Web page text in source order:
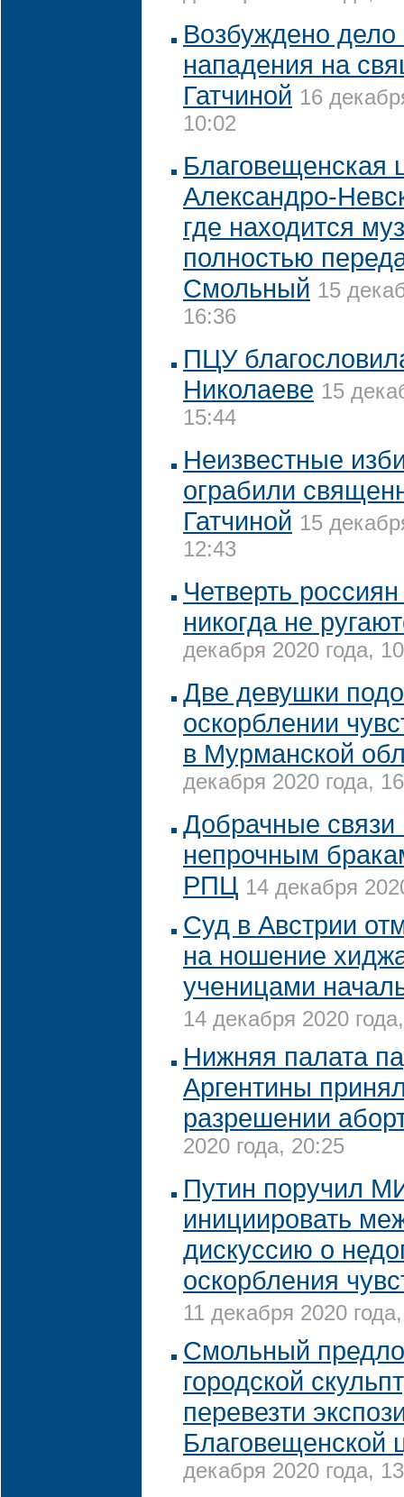
Возбуждено дело
нападения на
Гатчиной 16
10:02
Благовещенская
Александро-
где находится
полностью
Смольный 15
16:36
ПЦУ
Николаеве 15
15:44
Неизвестные
ограбили
Гатчиной 15
12:43
Четверть
никогда не
декабря 2020 года,
Две девушки
оскорблении
в Мурманской
декабря 2020 года,
Добрачные связи
непрочным
РПЦ 14 декабря
Суд в Австрии
на ношение
ученицами
14 декабря 2020
Нижняя палата
Аргентины
разрешении
2020 года, 20:25
Путин поручил
инициировать
дискуссию о
оскорбления
11 декабря 2020
Смольный
городской
перевезти
Благовещенской
декабря 2020 года,